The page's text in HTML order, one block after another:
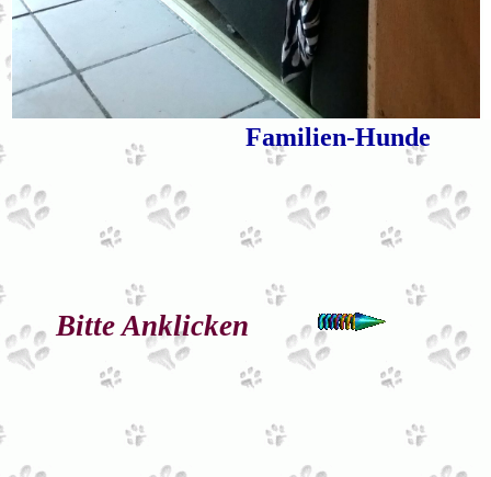
Familien-Hunde
Bitte Anklicken